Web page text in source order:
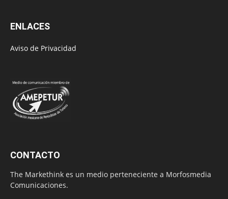
ENLACES
Aviso de Privacidad
CONTACTO
The Markethink es un medio perteneciente a Morfosmedia
Comunicaciones.